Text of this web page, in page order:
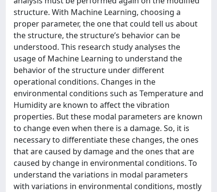
structure. With Machine Learning, choosing a
proper parameter, the one that could tell us about
the structure, the structure’s behavior can be
understood. This research study analyses the
usage of Machine Learning to understand the
behavior of the structure under different
operational conditions. Changes in the
environmental conditions such as Temperature and
Humidity are known to affect the vibration
properties. But these modal parameters are known
to change even when there is a damage. So, it is
necessary to differentiate these changes, the ones
that are caused by damage and the ones that are
caused by change in environmental conditions. To
understand the variations in modal parameters
with variations in environmental conditions, mostly